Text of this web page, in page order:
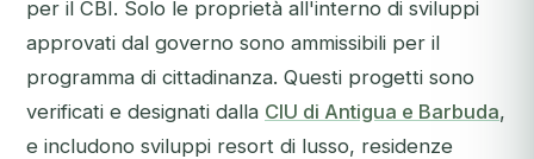
per il CBI. Solo le proprietà all'interno di sviluppi
approvati dal governo sono ammissibili per il
programma di cittadinanza. Questi progetti sono
verificati e designati dalla CIU di Antigua e Barbuda,
e includono sviluppi resort di lusso, residenze